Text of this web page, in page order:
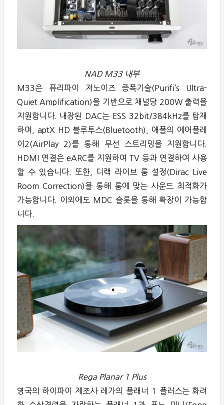
NAD M33 내부
M33은 퓨리파이 저노이즈 증폭기술(Purifi’s Ultra-
Quiet Amplification)을 기반으로 채널당 200W 출력을
지원합니다. 내장된 DAC는 ESS 32bit/384kHz를 탑재
하며, aptX HD 블루투스(Bluetooth), 애플의 에어플레
이2(AirPlay 2)를 통해 무선 스트리밍을 지원합니다.
HDMI 연결은 eARC를 지원하여 TV 등과 연결하여 사용
할 수 있습니다. 또한, 디랙 라이브 룸 설정(Dirac Live
Room Correction)을 통해 룸에 맞는 사운드 최적화가
가능합니다. 이외에도 MDC 슬롯을 통해 확장이 가능합
니다.
Rega Planar 1 Plus
영국의 하이파이 제조사 레가의 플래너 1 플러스는 화려